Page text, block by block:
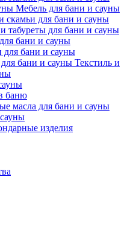
Мебель для бани и сауны
скамьи для бани и сауны
табуреты для бани и сауны
бани и сауны
бани и сауны
Текстиль и
баню
масла для бани и сауны
изделия